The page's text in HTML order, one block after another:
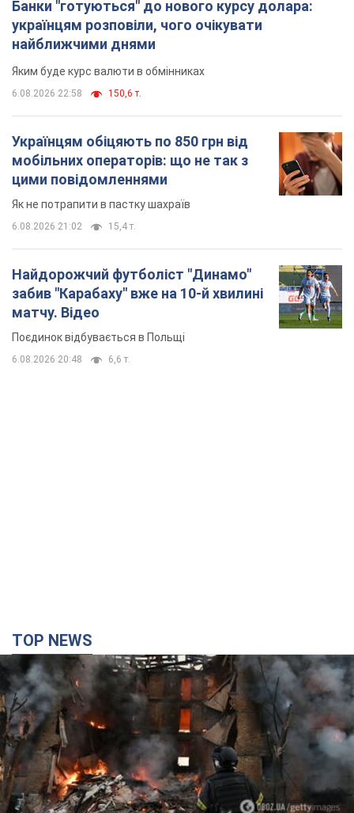
Банки "готуються" до нового курсу долара:
українцям розповіли, чого очікувати
найближчими днями
Яким буде курс валюти в обмінниках
6.08.2026 22:58 150,6 т.
Українцям обіцяють по 850 грн від
мобільних операторів: що не так з
цими повідомленнями
Як не потрапити в пастку шахраїв
6.08.2026 21:02 15,4 т.
Найдорожчий футболіст "Динамо"
забив "Карабаху" вже на 10-й хвилині
матчу. Відео
Поєдинок відбувається в Польщі
6.08.2026 20:48 6,6 т.
TOP NEWS